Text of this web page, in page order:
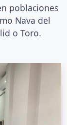
poblaciones
Nava del
o Toro.